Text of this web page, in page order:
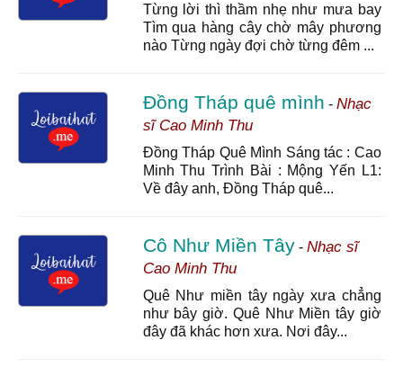
Từng lời thì thầm nhẹ như mưa bay
Tìm qua hàng cây chờ mây phương
nào Từng ngày đợi chờ từng đêm ...
Đồng Tháp quê mình - Nhạc
sĩ Cao Minh Thu
Đồng Tháp Quê Mình Sáng tác : Cao
Minh Thu Trình Bài : Mộng Yến L1:
Về đây anh, Đồng Tháp quê...
Cô Như Miền Tây- Nhạc sĩ
Cao Minh Thu
Quê Như miền tây ngày xưa chẳng
như bây giờ. Quê Như Miền tây giờ
đây đã khác hơn xưa. Nơi đây...